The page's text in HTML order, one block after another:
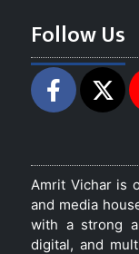
Follow Us
Amrit Vichar is
and media
with a strong
digital, and